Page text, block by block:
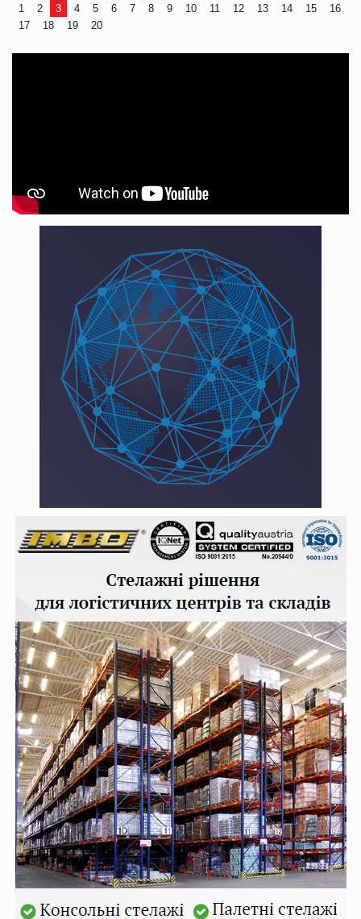
1 2 3 4 5 6 7 8 9 10 11 12 13 14 15
16
17
18 19 20